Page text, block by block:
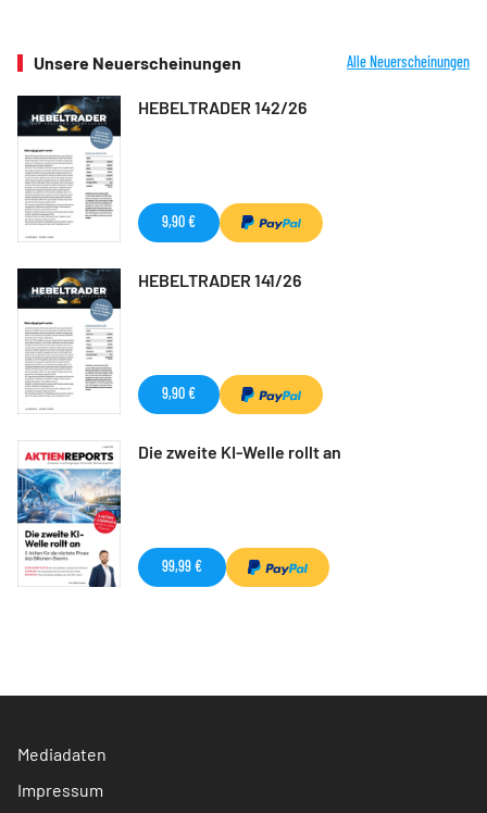
Unsere Neuerscheinungen Alle Neuerscheinungen
HEBELTRADER 142/26
9,90 €
HEBELTRADER 141/26
9,90 €
Die zweite KI-Welle rollt an
99,99 €
Mediadaten
Impressum